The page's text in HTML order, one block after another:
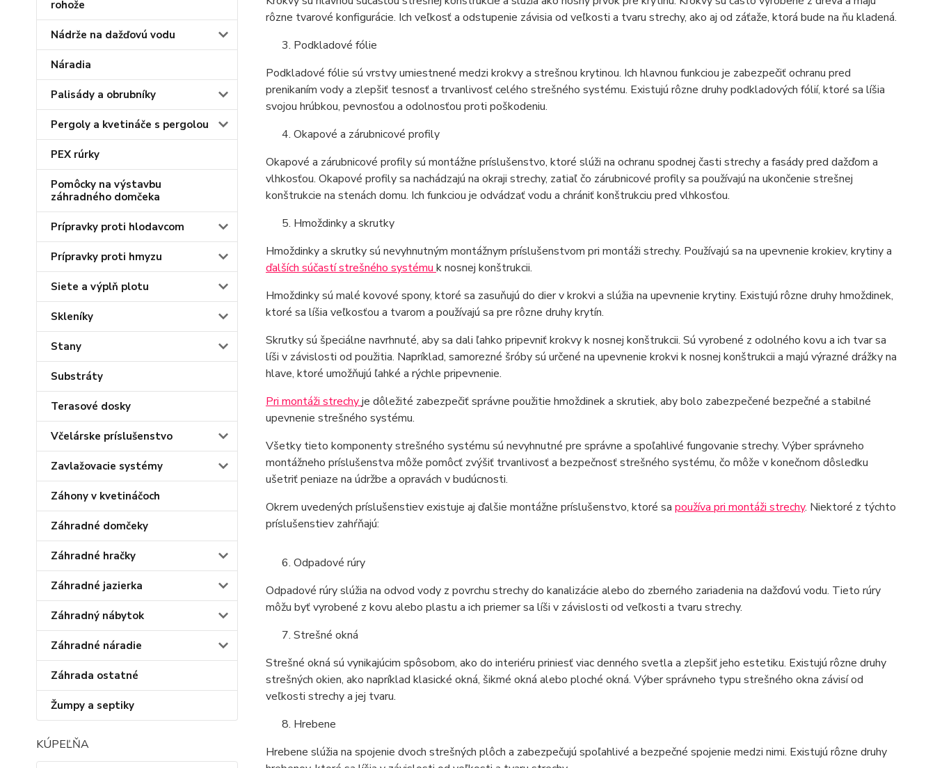
rohože
Nádrže na dažďovú vodu
Náradia
Palisády a obrubníky
Pergoly a kvetináče s pergolou
PEX rúrky
Pomôcky na výstavbu
záhradného domčeka
Prípravky proti hlodavcom
Prípravky proti hmyzu
Siete a výplň plotu
Skleníky
Stany
Substráty
Terasové dosky
Včelárske príslušenstvo
Zavlažovacie systémy
Záhony v kvetináčoch
Záhradné domčeky
Záhradné hračky
Záhradné jazierka
Záhradný nábytok
Záhradné náradie
Záhrada ostatné
Žumpy a septiky
KÚPEĽŇA
rôzne tvarové konfigurácie. Ich veľkosť a odstupenie závisia od veľkosti a tvaru strechy, ako aj od záťaže, ktorá bude na ňu kladená.
Podkladové fólie
Podkladové fólie sú vrstvy umiestnené medzi krokvy a strešnou krytinou. Ich hlavnou funkciou je zabezpečiť ochranu pred
prenikaním vody a zlepšiť tesnosť a trvanlivosť celého strešného systému. Existujú rôzne druhy podkladových fólií, ktoré sa líšia
svojou hrúbkou, pevnosťou a odolnosťou proti poškodeniu.
Okapové a zárubnicové profily
Okapové a zárubnicové profily sú montážne príslušenstvo, ktoré slúži na ochranu spodnej časti strechy a fasády pred dažďom a
vlhkosťou. Okapové profily sa nachádzajú na okraji strechy, zatiaľ čo zárubnicové profily sa používajú na ukončenie strešnej
konštrukcie na stenách domu. Ich funkciou je odvádzať vodu a chrániť konštrukciu pred vlhkosťou.
Hmoždinky a skrutky
Hmoždinky a skrutky sú nevyhnutným montážnym príslušenstvom pri montáži strechy. Používajú sa na upevnenie krokiev, krytiny a
ďalších súčastí strešného systému k nosnej konštrukcii.
Hmoždinky sú malé kovové spony, ktoré sa zasuňujú do dier v krokvi a slúžia na upevnenie krytiny. Existujú rôzne druhy hmoždinek,
ktoré sa líšia veľkosťou a tvarom a používajú sa pre rôzne druhy krytín.
Skrutky sú špeciálne navrhnuté, aby sa dali ľahko pripevniť krokvy k nosnej konštrukcii. Sú vyrobené z odolného kovu a ich tvar sa
líši v závislosti od použitia. Napríklad, samorezné šróby sú určené na upevnenie krokvi k nosnej konštrukcii a majú výrazné drážky na
hlave, ktoré umožňujú ľahké a rýchle pripevnenie.
Pri montáži strechyje dôležité zabezpečiť správne použitie hmoždinek a skrutiek, aby bolo zabezpečené bezpečné a stabilné
upevnenie strešného systému.
Všetky tieto komponenty strešného systému sú nevyhnutné pre správne a spoľahlivé fungovanie strechy. Výber správneho
montážneho príslušenstva môže pomôcť zvýšiť trvanlivosť a bezpečnosť strešného systému, čo môže v konečnom dôsledku
ušetriť peniaze na údržbe a opravách v budúcnosti.
Okrem uvedených príslušenstiev existuje aj ďalšie montážne príslušenstvo, ktoré sa používa pri montáži strechy. Niektoré z týchto
príslušenstiev zahŕňajú:
Odpadové rúry
Odpadové rúry slúžia na odvod vody z povrchu strechy do kanalizácie alebo do zberného zariadenia na dažďovú vodu. Tieto rúry
môžu byť vyrobené z kovu alebo plastu a ich priemer sa líši v závislosti od veľkosti a tvaru strechy.
Strešné okná
Strešné okná sú vynikajúcim spôsobom, ako do interiéru priniesť viac denného svetla a zlepšiť jeho estetiku. Existujú rôzne druhy
strešných okien, ako napríklad klasické okná, šikmé okná alebo ploché okná. Výber správneho typu strešného okna závisí od
veľkosti strechy a jej tvaru.
Hrebene
Hrebene slúžia na spojenie dvoch strešných plôch a zabezpečujú spoľahlivé a bezpečné spojenie medzi nimi. Existujú rôzne druhy